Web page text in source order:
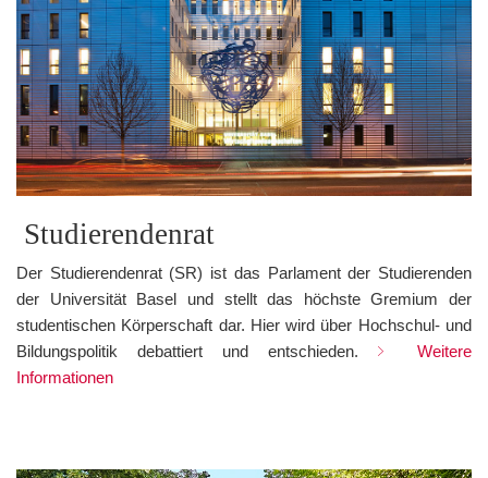
Studierendenrat
Der Studierendenrat (SR) ist das Parlament der Studierenden
der Universität Basel und stellt das höchste Gremium der
studentischen Körperschaft dar. Hier wird über Hochschul- und
Bildungspolitik debattiert und entschieden.
Weitere
Informationen